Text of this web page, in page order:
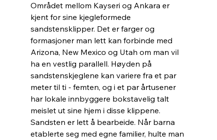
Området mellom Kayseri og Ankara er
kjent for sine kjegleformede
sandstensklipper. Det er farger og
formasjoner man lett kan forbinde med
Arizona, New Mexico og Utah om man vil
ha en vestlig parallell. Høyden på
sandstenskjeglene kan variere fra et par
meter til ti - femten, og i et par årtusener
har lokale innbyggere bokstavelig talt
meislet ut sine hjem i disse klippene.
Sandsten er lett å bearbeide. Når barna
etablerte seg med egne familier, hulte man